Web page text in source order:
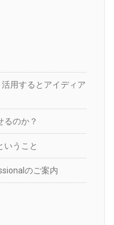
用するとアイディア
るのか？
いうこと
のご案内